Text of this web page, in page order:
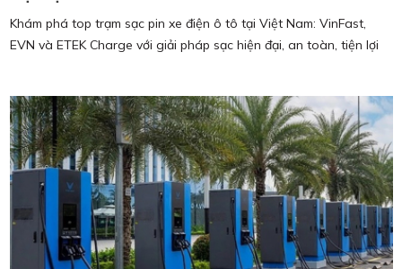
Khám phá top trạm sạc pin xe điện ô tô tại Việt Nam: VinFast,
EVN và ETEK Charge với giải pháp sạc hiện đại, an toàn, tiện lợi